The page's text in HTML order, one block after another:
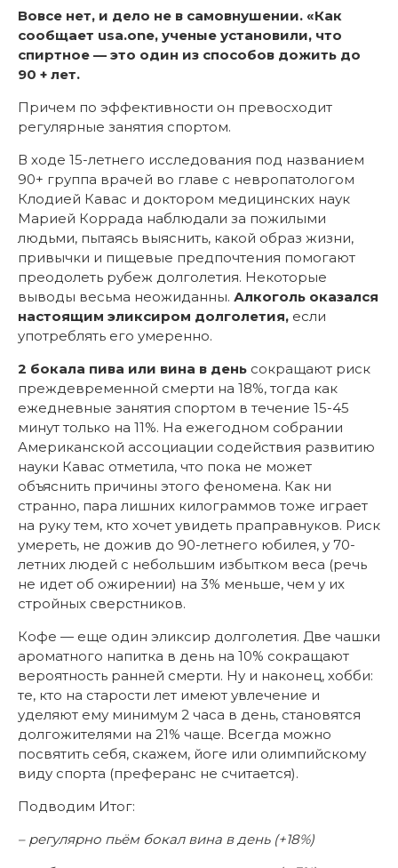
Вовсе нет, и дело не в самовнушении. «Как
сообщает usa.one, ученые установили, что
спиртное — это один из способов дожить до
90 + лет.
Причем по эффективности он превосходит
регулярные занятия спортом.
В ходе 15-летнего исследования под названием
90+ группа врачей во главе с невропатологом
Клодией Кавас и доктором медицинских наук
Марией Коррада наблюдали за пожилыми
людьми, пытаясь выяснить, какой образ жизни,
привычки и пищевые предпочтения помогают
преодолеть рубеж долголетия. Некоторые
выводы весьма неожиданны. Алкоголь оказался
настоящим эликсиром долголетия, если
употреблять его умеренно.
2 бокала пива или вина в день сокращают риск
преждевременной смерти на 18%, тогда как
ежедневные занятия спортом в течение 15-45
минут только на 11%. На ежегодном собрании
Американской ассоциации содействия развитию
науки Кавас отметила, что пока не может
объяснить причины этого феномена. Как ни
странно, пара лишних килограммов тоже играет
на руку тем, кто хочет увидеть праправнуков. Риск
умереть, не дожив до 90-летнего юбилея, у 70-
летних людей с небольшим избытком веса (речь
не идет об ожирении) на 3% меньше, чем у их
стройных сверстников.
Кофе — еще один эликсир долголетия. Две чашки
ароматного напитка в день на 10% сокращают
вероятность ранней смерти. Ну и наконец, хобби:
те, кто на старости лет имеют увлечение и
уделяют ему минимум 2 часа в день, становятся
долгожителями на 21% чаще. Всегда можно
посвятить себя, скажем, йоге или олимпийскому
виду спорта (преферанс не считается).
Подводим Итог:
– регулярно пьём бокал вина в день (+18%)